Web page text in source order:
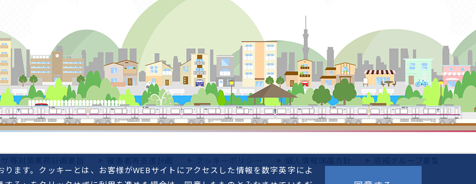
ます。クッキーとは、お客様がWEBサイトにアクセスした情報を数字英字によ